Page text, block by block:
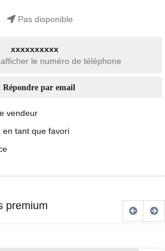
Pas disponible
xxxxxxxxxx
le numéro de téléphone
Répondre par email
vendeur
en tant que favori
premium